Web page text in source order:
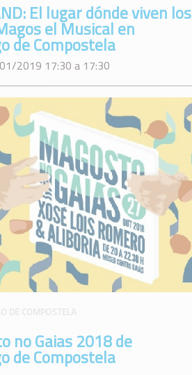
El lugar dónde viven los
el Musical en
de Compostela
2019 17:30 a 17:30
no Gaias 2018 de
de Compostela